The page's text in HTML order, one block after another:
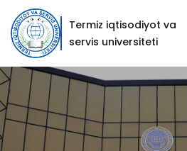
Termiz iqtisodiyot va
servis universiteti